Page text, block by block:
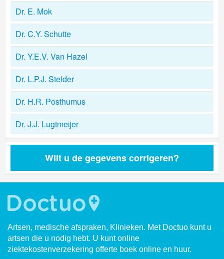
Dr. E. Mok
Dr. C.Y. Schutte
Dr. Y.E.V. Van Hazel
Dr. L.P.J. Stelder
Dr. H.R. Posthumus
Dr. J.J. Lugtmeijer
Wilt u de gegevens corrigeren?
Artsen, medische afspraken, Klinieken. Met Doctuo kunt u
artsen die u nodig hebt. U kunt online
ziektekostenverzekering offerte boek online en huur.